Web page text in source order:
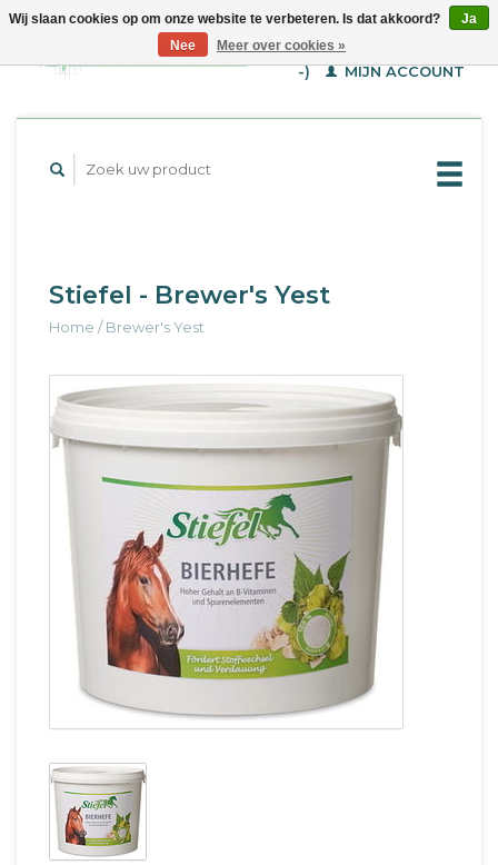
WINKELWAGEN (€--,-
-)
MIJN ACCOUNT
Stiefel - Brewer's Yest
Home /Brewer's Yest
Wij slaan cookies op om onze website te verbeteren. Is dat akkoord?
Ja
Nee
Meer over cookies »